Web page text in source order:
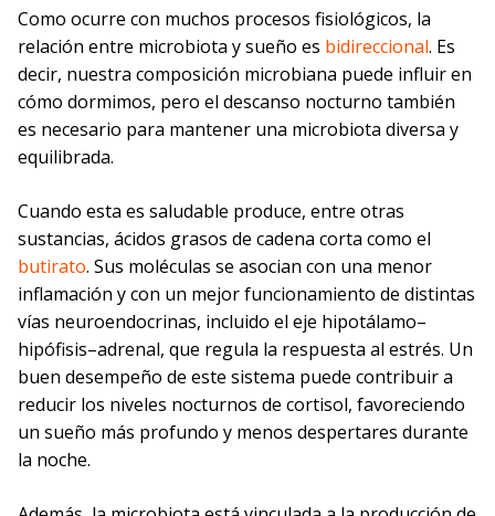
Como ocurre con muchos procesos fisiológicos, la
relación entre microbiota y sueño es bidireccional. Es
decir, nuestra composición microbiana puede influir en
cómo dormimos, pero el descanso nocturno también
es necesario para mantener una microbiota diversa y
equilibrada.
Cuando esta es saludable produce, entre otras
sustancias, ácidos grasos de cadena corta como el
butirato. Sus moléculas se asocian con una menor
inflamación y con un mejor funcionamiento de distintas
vías neuroendocrinas, incluido el eje hipotálamo–
hipófisis–adrenal, que regula la respuesta al estrés. Un
buen desempeño de este sistema puede contribuir a
reducir los niveles nocturnos de cortisol, favoreciendo
un sueño más profundo y menos despertares durante
la noche.